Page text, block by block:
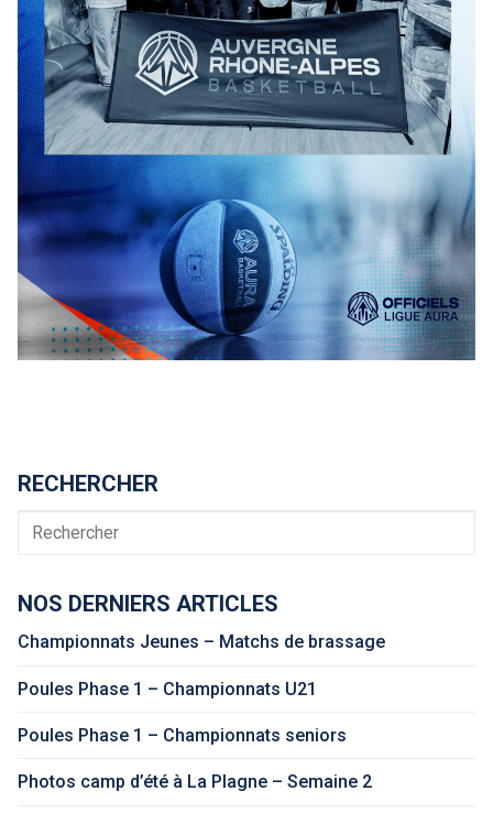
RECHERCHER
Rechercher
NOS DERNIERS ARTICLES
Championnats Jeunes – Matchs de brassage
Poules Phase 1 – Championnats U21
Poules Phase 1 – Championnats seniors
Photos camp d’été à La Plagne – Semaine 2